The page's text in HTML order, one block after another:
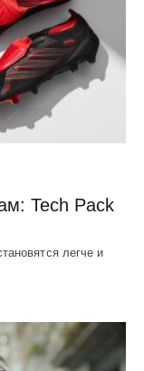
Tech Pack
легче и